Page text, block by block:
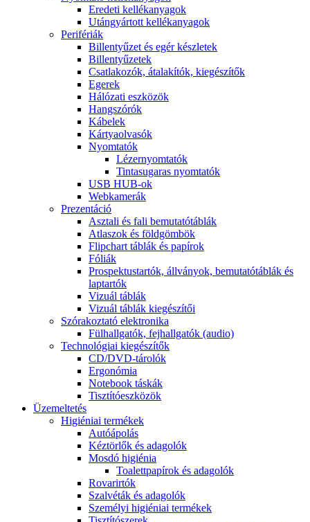
Eredeti kellékanyagok
Utángyártott kellékanyagok
Perifériák
Billentyűzet és egér készletek
Billentyűzetek
Csatlakozók, átalakítók, kiegészítők
Egerek
Hálózati eszközök
Hangszórók
Kábelek
Kártyaolvasók
Nyomtatók
Lézernyomtatók
Tintasugaras nyomtatók
USB HUB-ok
Webkamerák
Prezentáció
Asztali és fali bemutatótáblák
Atlaszok és földgömbök
Flipchart táblák és papírok
Fóliák
Prospektustartók, állványok, bemutatótáblák és
laptartók
Vizuál táblák
Vizuál táblák kiegészítői
Szórakoztató elektronika
Fülhallgatók, fejhallgatók (audio)
Technológiai kiegészítők
CD/DVD-tárolók
Ergonómia
Notebook táskák
Tisztítóeszközök
Üzemeltetés
Higiéniai termékek
Autóápolás
Kéztörlők és adagolók
Mosdó higiénia
Toalettpapírok és adagolók
Rovarirtók
Szalvéták és adagolók
Személyi higiéniai termékek